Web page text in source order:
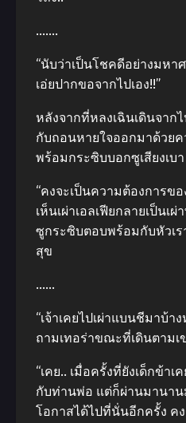
…….
“นับว่าเป็นโชคดีอย่างมหา
เอ่ยปากขอจากไปเอง!!”
หลังจากที่หลงเฉินเดินจาก
กับถอนหายใจออกมาด้วยค
พร้อมกระซิบบอกซูเสียงเบา
“คงจะเป็นความต้องการข
เห็นเผ่าเอลเฟียกลายเป็นเ
ซูกระซิบตอบพร้อมกับหัวเ
สุข
……
“เจ้าเคยไปเผ่าแบนชีมาบ้า
ถามเทอร่าขณะที่เดินตามเ
“เคย.. เมื่อครั้งที่ยังเด็กข้า
กับท่านพ่อ แต่ก็ผ่านมานา
โอกาสได้ไปที่นั่นอีกครั้ง ค